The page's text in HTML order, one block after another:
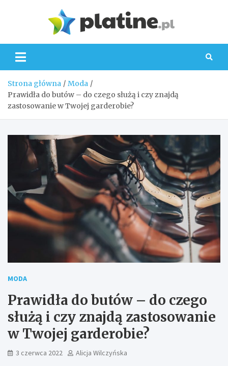
Strona główna
Moda
Prawidła do butów – do czego służą i czy znajdą
zastosowanie w Twojej garderobie?
MODA
Prawidła do butów – do czego
służą i czy znajdą zastosowanie
w Twojej garderobie?
3 czerwca 2022 Alicja Wilczyńska